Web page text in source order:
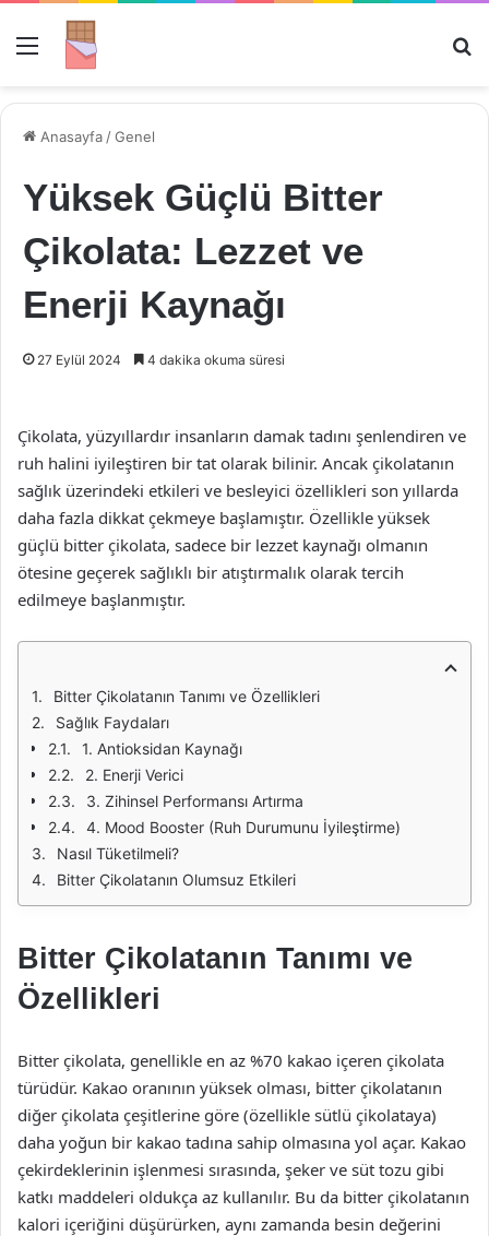
Menü
Anasayfa /Genel
Yüksek Güçlü Bitter
Çikolata: Lezzet ve
Enerji Kaynağı
27 Eylül 2024 4 dakika okuma süresi
Çikolata, yüzyıllardır insanların damak tadını şenlendiren ve
ruh halini iyileştiren bir tat olarak bilinir. Ancak çikolatanın
sağlık üzerindeki etkileri ve besleyici özellikleri son yıllarda
daha fazla dikkat çekmeye başlamıştır. Özellikle yüksek
güçlü bitter çikolata, sadece bir lezzet kaynağı olmanın
ötesine geçerek sağlıklı bir atıştırmalık olarak tercih
edilmeye başlanmıştır.
Bitter Çikolatanın Tanımı ve Özellikleri
Sağlık Faydaları
1. Antioksidan Kaynağı
2. Enerji Verici
3. Zihinsel Performansı Artırma
4. Mood Booster (Ruh Durumunu İyileştirme)
Nasıl Tüketilmeli?
Bitter Çikolatanın Olumsuz Etkileri
Bitter Çikolatanın Tanımı ve
Özellikleri
Bitter çikolata, genellikle en az %70 kakao içeren çikolata
türüdür. Kakao oranının yüksek olması, bitter çikolatanın
diğer çikolata çeşitlerine göre (özellikle sütlü çikolataya)
daha yoğun bir kakao tadına sahip olmasına yol açar. Kakao
çekirdeklerinin işlenmesi sırasında, şeker ve süt tozu gibi
katkı maddeleri oldukça az kullanılır. Bu da bitter çikolatanın
kalori içeriğini düşürürken, aynı zamanda besin değerini